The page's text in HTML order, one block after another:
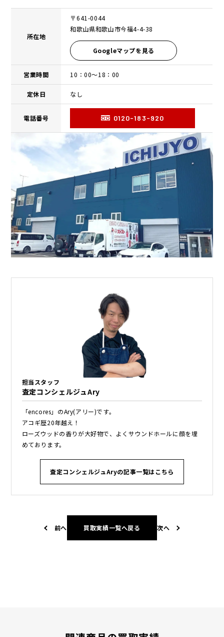
所在地
〒641-0044
和歌山県和歌山市今福4-4-38
Googleマップを見る
営業時間 10：00〜18：00
定休日 なし
電話番号 0120-183-920
担当スタッフ
査定コンシェルジュAry
「encores」のAry(アリー)です。
アコギ歴20年越え！
ローズウッドの香りが大好物で、よくサウンドホールに顔を埋
めております。
査定コンシェルジュAryの記事一覧はこちら
前へ 買取実績一覧へ戻る 次へ